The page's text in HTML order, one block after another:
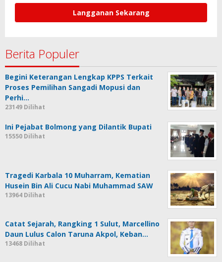
Berita Populer
Begini Keterangan Lengkap KPPS Terkait
Proses Pemilihan Sangadi Mopusi dan
Perhi…
23149 Dilihat
Ini Pejabat Bolmong yang Dilantik Bupati
15550 Dilihat
Tragedi Karbala 10 Muharram, Kematian
Husein Bin Ali Cucu Nabi Muhammad SAW
13964 Dilihat
Catat Sejarah, Rangking 1 Sulut, Marcellino
Daun Lulus Calon Taruna Akpol, Keban…
13468 Dilihat